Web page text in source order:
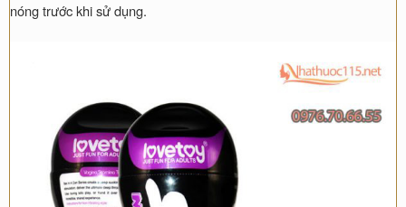
nóng trước khi sử dụng.